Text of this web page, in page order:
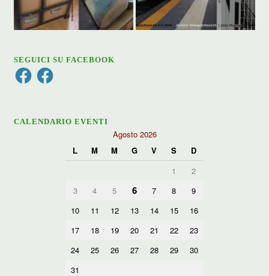
SEGUICI SU FACEBOOK
FacebookFacebook
CALENDARIO EVENTI
Agosto 2026
L
M M G V S
D
1
2
3
4 5 6 7 8
9
10
11 12 13 14 15
16
17
18 19 20 21 22
23
24
25 26 27 28 29
30
31